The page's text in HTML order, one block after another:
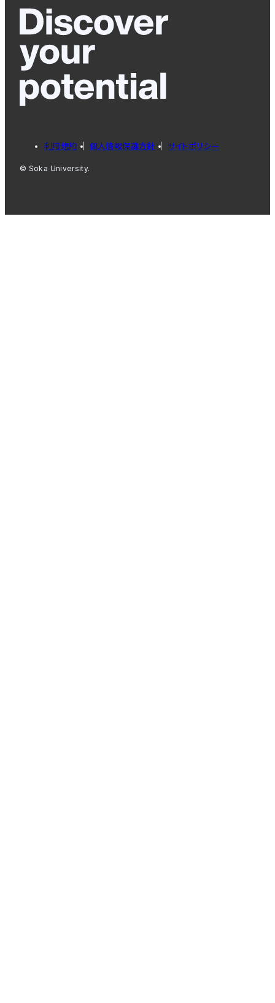
利用規約 個人情報保護方針 サイトポリシー
© Soka University.